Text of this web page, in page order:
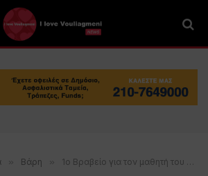
» Βάρη » 1ο Βραβείο για τον μαθητή του 1ου ΓΕΛ Βούλας που δημιούργησε βίντεο για το Σπήλαιο Νυμφολήπτου Βάρης